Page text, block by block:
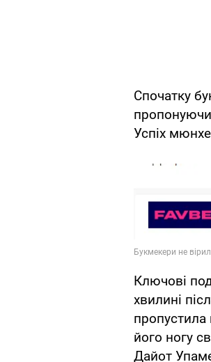
Спочатку
пропонуючи
Успіх
Ключові
хвилині
пропустила
його ногу
Дайот